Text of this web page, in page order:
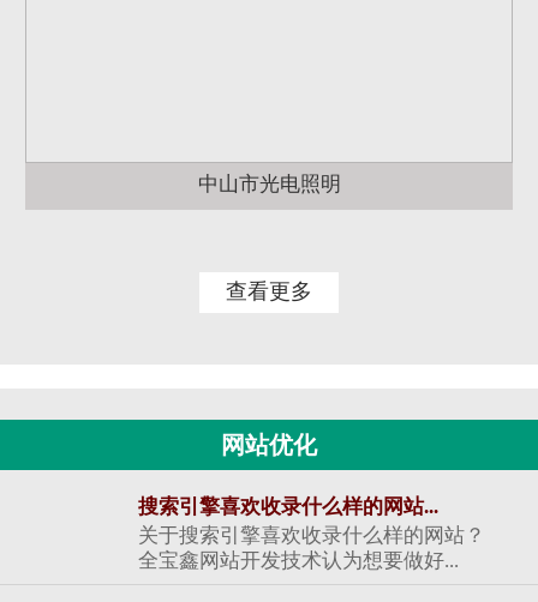
中山市光电照明
查看更多
网站优化
搜索引擎喜欢收录什么样的网站...
关于搜索引擎喜欢收录什么样的网站？
全宝鑫网站开发技术认为想要做好...